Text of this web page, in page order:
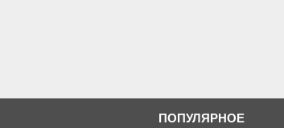
ПОПУЛЯРНОЕ